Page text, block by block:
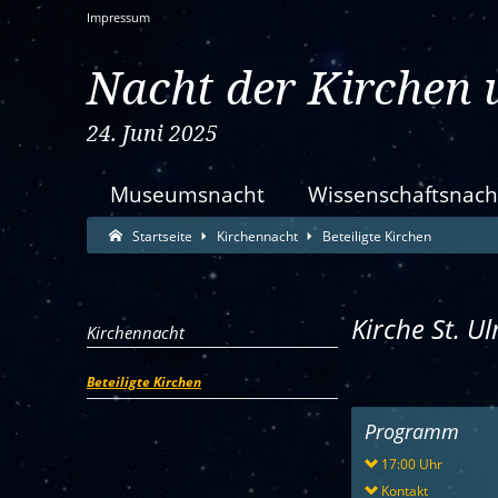
Impressum
Nacht der Kirchen
24. Juni 2025
Museumsnacht
Startseite Kirchennacht Beteiligte Kirchen
Suche:
Suche Ende.
Kirche St.
Programm
17:00 Uhr
Kontakt
Kirchennacht
Beteiligte Kirchen